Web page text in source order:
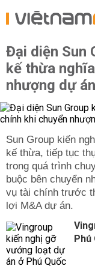
Đại diện Sun
kế thừa
nhượng dự
Sun Group kiến
kế thừa, tiếp tục
trong quá trình
buộc bên chuyển
vụ tài chính trước
lợi M&A dự án.
Phú